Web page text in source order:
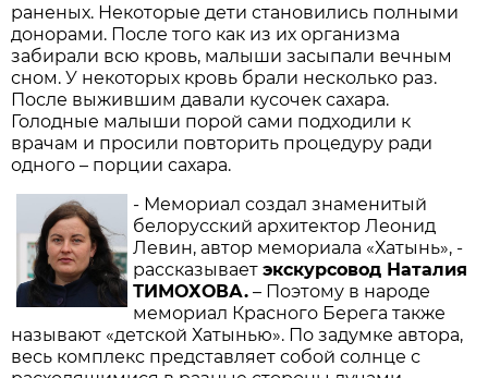
раненых. Некоторые дети становились полными
донорами. После того как из их организма
забирали всю кровь, малыши засыпали вечным
сном. У некоторых кровь брали несколько раз.
После выжившим давали кусочек сахара.
Голодные малыши порой сами подходили к
врачам и просили повторить процедуру ради
одного – порции сахара.
- Мемориал создал знаменитый
белорусский архитектор Леонид
Левин, автор мемориала «Хатынь», -
рассказываетэкскурсовод Наталия
ТИМОХОВА. – Поэтому в народе
мемориал Красного Берега также
называют «детской Хатынью». По задумке автора,
весь комплекс представляет собой солнце с